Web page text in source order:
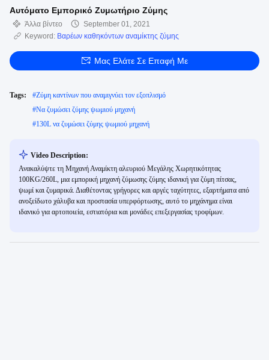
Αυτόματο Εμπορικό Ζυμωτήριο Ζύμης
Άλλα βίντεο
September 01, 2021
Keyword: Βαρέων καθηκόντων αναμίκτης ζύμης
Μας Ελάτε Σε Επαφή Με
Tags: #Ζύμη καντίνων που αναμιγνύει τον εξοπλισμό
#Να ζυμώσει ζύμης ψωμιού μηχανή
#130L να ζυμώσει ζύμης ψωμιού μηχανή
Video Description:
Ανακαλύψτε τη Μηχανή Αναμίκτη αλευριού Μεγάλης Χωρητικότητας
100KG/260L, μια εμπορική μηχανή ζύμωσης ζύμης ιδανική για ζύμη πίτσας,
ψωμί και ζυμαρικά. Διαθέτοντας γρήγορες και αργές ταχύτητες, εξαρτήματα από
ανοξείδωτο χάλυβα και προστασία υπερφόρτωσης, αυτό το μηχάνημα είναι
ιδανικό για αρτοποιεία, εστιατόρια και μονάδες επεξεργασίας τροφίμων.